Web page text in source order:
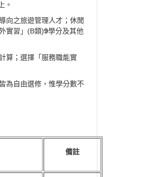
。
向之旅遊管理人才；休閒
實習」(B類)9學分及其他
算；選擇「服務職能實
為自由選修，惟學分數不
備註